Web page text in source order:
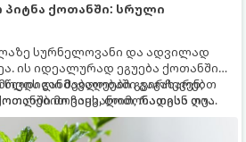
ქოთანში: სრული
სურნელოვანი და ადვილად
ის იდეალურად ეგუება ქოთანში
მებაღეები გვირჩევენ,
მოვიყვანოთ, რადგან ღია
ის ფესვებით ძალიან
სხვა მცენარეებს ავიწროებს.
განმავლობაში გაგახარებთ
ჩაის, ლიმონათისა თუ